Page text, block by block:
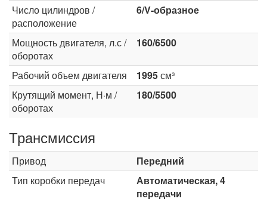
Число цилиндров /
расположение
6/V-образное
Мощность двигателя, л.с /
оборотах
160/6500
Рабочий объем двигателя 1995см³
Крутящий момент, Н·м /
оборотах
180/5500
Трансмиссия
Привод
Передний
Тип коробки передач
Автоматическая, 4
передачи